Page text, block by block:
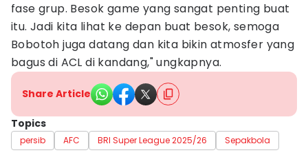
fase grup. Besok game yang sangat penting buat
itu. Jadi kita lihat ke depan buat besok, semoga
Bobotoh juga datang dan kita bikin atmosfer yang
bagus di ACL di kandang," ungkapnya.
Share Article
Topics
persib AFC BRI Super League 2025/26 Sepakbola